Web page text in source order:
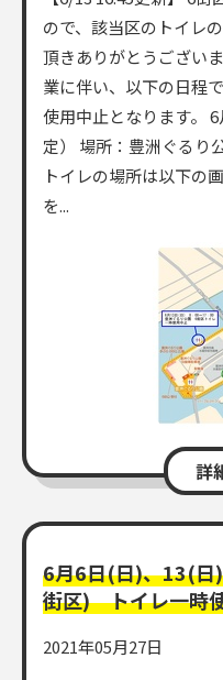
ので、該当区のトイレ
頂きありがとうござい
業に伴い、以下の日程
使用中止となります。
定） 場所：豊洲ぐるり
トイレの場所は以下の
を...
詳
6月6日(日)、13(
街区) トイレ一時
2021年05月27日